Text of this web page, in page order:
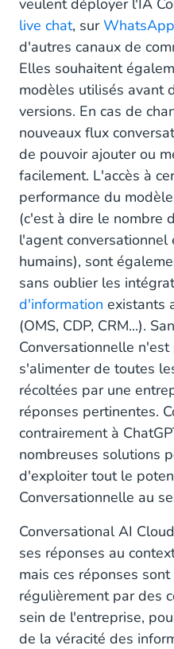
veulent déployer l'IA
live chat, sur
d'autres canaux de
Elles souhaitent
modèles utilisés avant
versions. En cas de
nouveaux flux
de pouvoir ajouter ou
facilement. L'accès à
performance du
(c'est à dire le nombre
l'agent conversationnel
humains), sont
sans oublier les
d'information existants
(OMS, CDP, CRM...).
Conversationnelle
s'alimenter de toutes
récoltées par une
réponses pertinentes.
contrairement à
nombreuses solutions
d'exploiter tout le
Conversationnelle au
Conversational AI
ses réponses au
mais ces réponses
régulièrement par des
sein de l'entreprise,
de la véracité des